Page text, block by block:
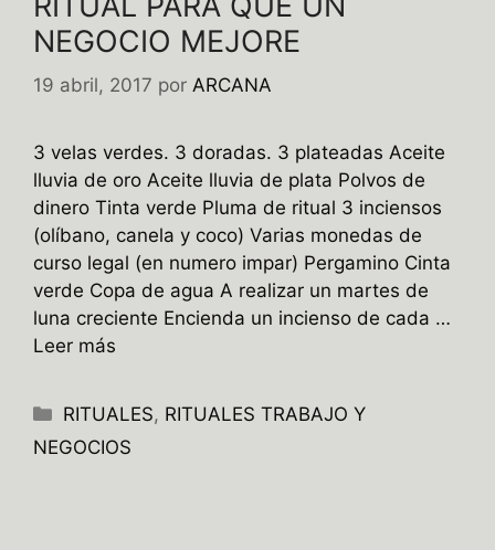
NEGOCIO MEJORE
19 abril, 2017 por ARCANA
3 velas verdes. 3 doradas. 3 plateadas Aceite
lluvia de oro Aceite lluvia de plata Polvos de
dinero Tinta verde Pluma de ritual 3 inciensos
(olíbano, canela y coco) Varias monedas de
curso legal (en numero impar) Pergamino Cinta
verde Copa de agua A realizar un martes de
luna creciente Encienda un incienso de cada …
Leer más
Categorías
RITUALES, RITUALES TRABAJO Y
NEGOCIOS